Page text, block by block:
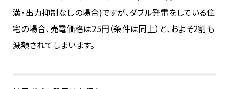
満・出力抑制なしの場合)ですが、ダブル発電をしている住
宅の場合、売電価格は25円（条件は同上）と、およそ2割も
減額されてしまいます。